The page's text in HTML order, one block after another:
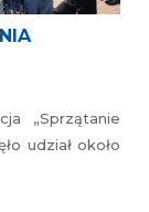
„Sprzątanie
udział około